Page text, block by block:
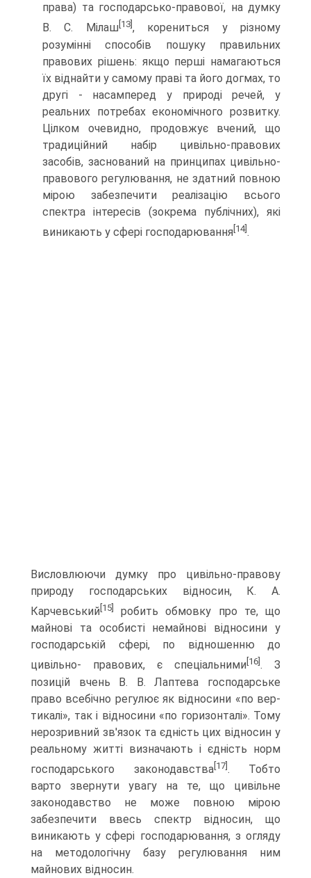
права) та господарсько-правової, на думку
В. С. Мілаш [13] , корениться у різному
розумінні способів пошу­ку правильних
правових рішень: якщо перші намагаються
їх віднайти у самому праві та його догмах, то
другі - насампе­ред у природі речей, у
реальних потребах економічного роз­витку.
Цілком очевидно, продовжує вчений, що
традицій­ний набір цивільно-правових
засобів, заснований на принципах цивільно-
правового регулювання, не здатний повною
мірою забезпечити реалізацію всього
спектра інте­ресів (зокрема публічних), які
виникають у сфері господа­рювання [14].
Висловлюючи думку про цивільно-правову
при­роду господарських відносин, К. А.
Карчевський [15]
робить обмовку про те, що
майнові та особисті немайнові відноси­ни у
господарській сфері, по відношенню до
цивільно- правових, є спеціальними [16] . З
позицій вчень В. В. Лаптева господарське
право всебічно регулює як відносини «по вер­
тикалі», так і відносини «по горизонталі». Тому
нерозривний зв'язок та єдність цих відносин у
реальному житті визнача­ють і єдність норм
господарського законодавства[17]. Тобто
варто звернути увагу на те, що цивільне
законодавство не може повною мірою
забезпечити ввесь спектр відносин, що
виникають у сфері господарювання, з огляду
на методологі­чну базу регулювання ним
майнових відносин.